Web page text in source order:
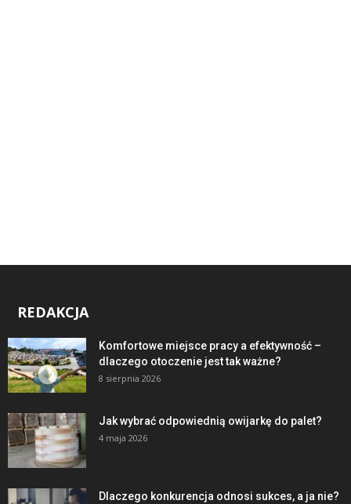
REDAKCJA
Komfortowe miejsce pracy a efektywność –
dlaczego otoczenie jest tak ważne?
8 sierpnia 2026
Jak wybrać odpowiednią owijarkę do palet?
4 maja 2026
Dlaczego konkurencja odnosi sukces, a ja nie?